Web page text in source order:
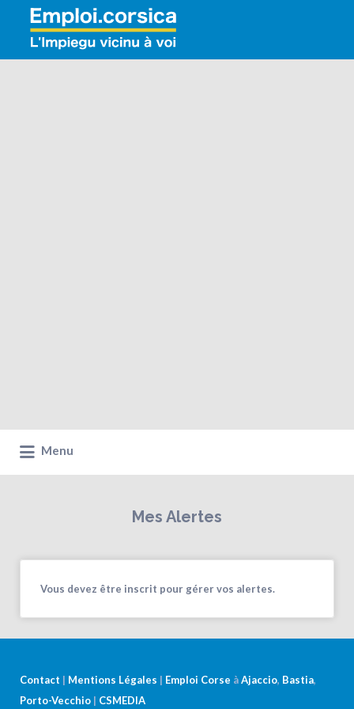
Rechercher:
Menu
Mes Alertes
Vous devez être inscrit pour gérer vos alertes.
Contact | Mentions Légales | Emploi Corse àAjaccio, Bastia,
Porto-Vecchio | CSMEDIA